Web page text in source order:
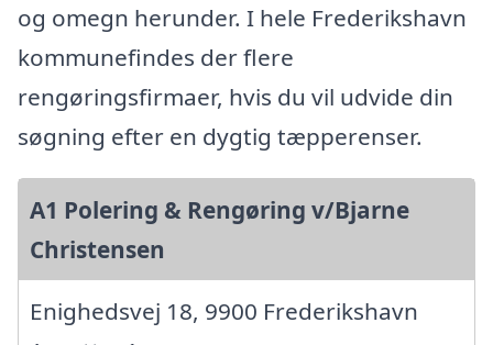
og omegn herunder. I hele Frederikshavn
kommunefindes der flere
rengøringsfirmaer, hvis du vil udvide din
søgning efter en dygtig tæpperenser.
A1 Polering & Rengøring v/Bjarne
Christensen
Enighedsvej 18, 9900 Frederikshavn